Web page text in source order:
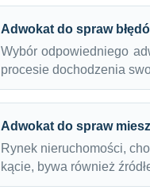
Adwokat do spraw
Wybór odpowiedniego
procesie dochodzenia
Adwokat do spraw
Rynek nieruchomości,
kącie, bywa również